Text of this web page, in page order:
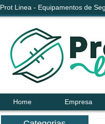
Prot Linea - Equipamentos de
Home Empresa